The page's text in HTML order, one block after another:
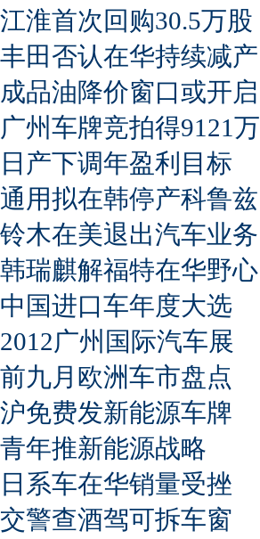
江淮首次回购30.5万股
丰田否认在华持续减产
成品油降价窗口或开启
广州车牌竞拍得9121万
日产下调年盈利目标
通用拟在韩停产科鲁兹
铃木在美退出汽车业务
韩瑞麒解福特在华野心
中国进口车年度大选
2012广州国际汽车展
前九月欧洲车市盘点
沪免费发新能源车牌
青年推新能源战略
日系车在华销量受挫
交警查酒驾可拆车窗